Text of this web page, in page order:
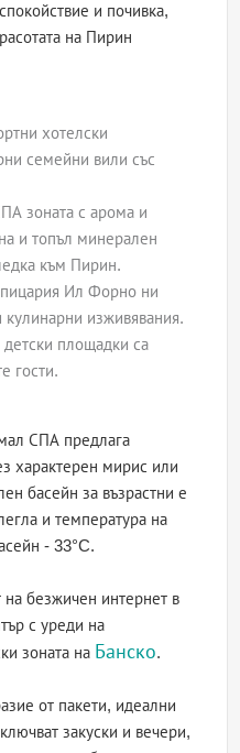
и почивка,
на Пирин
хотелски
семейни вили със
зоната с арома и
и топъл минерален
към Пирин.
пицария Ил Форно ни
изживявания.
площадки са
гости.
СПА предлага
характерен мирис или
басейн за възрастни е
и температура на
- 33°C.
на безжичен интернет в
с уреди на
зоната на Банско.
от пакети, идеални
закуски и вечери,